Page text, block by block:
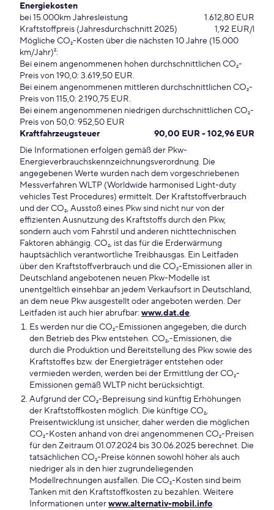
Energiekosten
bei 15.000km Jahresleistung
1.612,80 EUR
Kraftstoffpreis (Jahresdurchschnitt 2025)
1,92 EUR/l
Mögliche CO₂-Kosten über die nächsten 10 Jahre (15.000
km/Jahr)²:
Bei einem angenommenen hohen durchschnittlichen CO₂-
Preis von 190,0: 3.619,50 EUR.
Bei einem angenommenen mittleren durchschnittlichen CO₂-
Preis von 115,0: 2.190,75 EUR.
Bei einem angenommenen niedrigen durchschnittlichen CO₂-
Preis von 50,0: 952,50 EUR
Kraftfahrzeugsteuer
90,00 EUR - 102,96 EUR
Die Informationen erfolgen gemäß der Pkw-
Energieverbrauchskennzeichnungsverordnung. Die
angegebenen Werte wurden nach dem vorgeschriebenen
Messverfahren WLTP (Worldwide harmonised Light-duty
vehicles Test Procedures) ermittelt. Der Kraftstoffverbrauch
und der CO₂, Ausstoß eines Pkw sind nicht nur von der
effizienten Ausnutzung des Kraftstoffs durch den Pkw,
sondern auch vom Fahrstil und anderen nichttechnischen
Faktoren abhängig. CO₂, ist das für die Erderwärmung
hauptsächlich verantwortliche Treibhausgas. Ein Leitfaden
über den Kraftstoffverbrauch und die CO₂-Emissionen aller in
Deutschland angebotenen neuen Pkw-Modelle ist
unentgeltlich einsehbar an jedem Verkaufsort in Deutschland,
an dem neue Pkw ausgestellt oder angeboten werden. Der
Leitfaden ist auch hier abrufbar: www.dat.de.
Es werden nur die CO₂-Emissionen angegeben, die durch
den Betrieb des Pkw entstehen. CO₂,-Emissionen, die
durch die Produktion und Bereitstellung des Pkw sowie des
Kraftstoffes bzw. der Energieträger entstehen oder
vermieden werden, werden bei der Ermittlung der CO₂-
Emissionen gemäß WLTP nicht berücksichtigt.
Aufgrund der CO₂-Bepreisung sind künftig Erhöhungen
der Kraftstoffkosten möglich. Die künftige CO₂,
Preisentwicklung ist unsicher, daher werden die möglichen
CO₂-Kosten anhand von drei angenommenen CO₂-Preisen
für den Zeitraum 01.07.2024 bis 30.06.2025 berechnet. Die
tatsächlichen CO₂-Preise können sowohl höher als auch
niedriger als in den hier zugrundeliegenden
Modellrechnungen ausfallen. Die CO₂-Kosten sind beim
Tanken mit den Kraftstoffkosten zu bezahlen. Weitere
Informationen unterwww.alternativ-mobil.info.